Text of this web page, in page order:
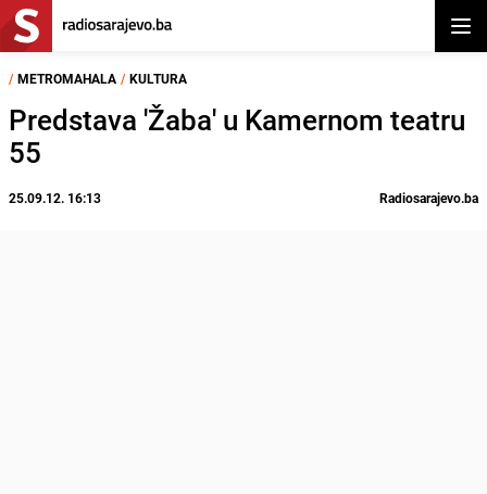
/ METROMAHALA / KULTURA
Predstava 'Žaba' u Kamernom teatru
55
25.09.12. 16:13 Radiosarajevo.ba